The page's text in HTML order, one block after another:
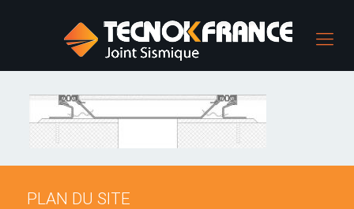
PLAN DU SITE